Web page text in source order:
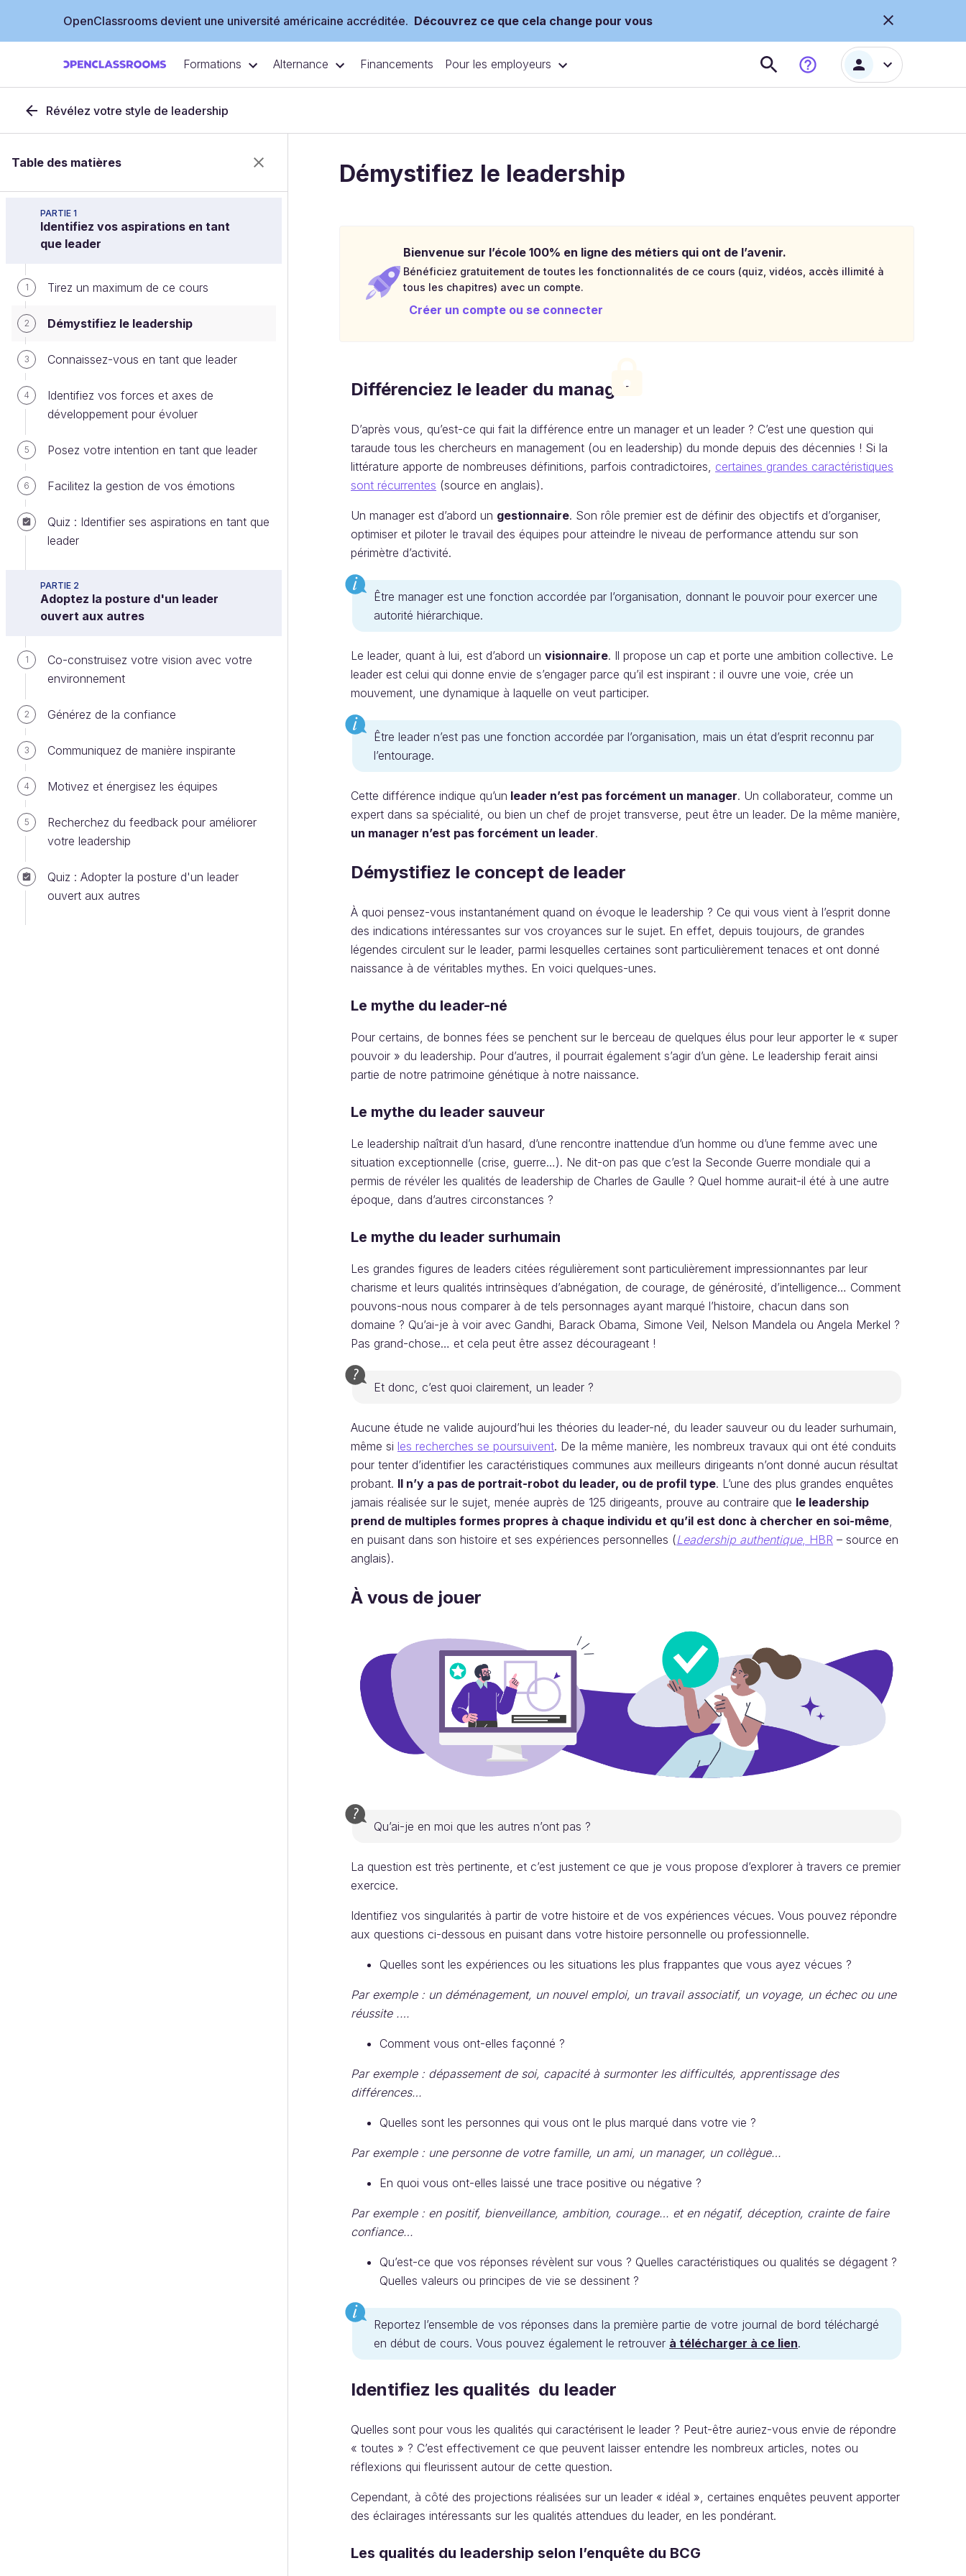
OpenClassrooms devient une université américaine accréditée. Découvrez ce que cela change pour vous
Formations Alternance Financements Pour les employeurs
Révélez votre style de leadership
Table des matières
PARTIE 1
Identifiez vos aspirations en tant
que leader
1 Tirez un maximum de ce cours
2 Démystifiez le leadership
3 Connaissez-vous en tant que leader
4
Identifiez vos forces et axes de
développement pour évoluer
5 Posez votre intention en tant que leader
6 Facilitez la gestion de vos émotions
Quiz : Identifier ses aspirations en tant que
leader
PARTIE 2
Adoptez la posture d'un leader
ouvert aux autres
1
Co-construisez votre vision avec votre
environnement
2 Générez de la confiance
3 Communiquez de manière inspirante
4 Motivez et énergisez les équipes
5
Recherchez du feedback pour améliorer
votre leadership
Quiz : Adopter la posture d'un leader
ouvert aux autres
Démystifiez le leadership
Bienvenue sur l’école 100% en ligne des métiers qui ont de l’avenir.
Bénéficiez gratuitement de toutes les fonctionnalités de ce cours (quiz, vidéos, accès illimité à
tous les chapitres) avec un compte.
Créer un compte ou se connecter
Différenciez le leader du manager
D’après vous, qu’est-ce qui fait la différence entre un manager et un leader ? C’est une question qui
taraude tous les chercheurs en management (ou en leadership) du monde depuis des décennies ! Si la
littérature apporte de nombreuses définitions, parfois contradictoires, certaines grandes caractéristiques
sont récurrentes (source en anglais).
Un manager est d’abord un gestionnaire. Son rôle premier est de définir des objectifs et d’organiser,
optimiser et piloter le travail des équipes pour atteindre le niveau de performance attendu sur son
périmètre d’activité.
Être manager est une fonction accordée par l’organisation, donnant le pouvoir pour exercer une
autorité hiérarchique.
Le leader, quant à lui, est d’abord un visionnaire. Il propose un cap et porte une ambition collective. Le
leader est celui qui donne envie de s’engager parce qu’il est inspirant : il ouvre une voie, crée un
mouvement, une dynamique à laquelle on veut participer.
Être leader n’est pas une fonction accordée par l’organisation, mais un état d’esprit reconnu par
l’entourage.
Cette différence indique qu’un leader n’est pas forcément un manager. Un collaborateur, comme un
expert dans sa spécialité, ou bien un chef de projet transverse, peut être un leader. De la même manière,
un manager n’est pas forcément un leader.
Démystifiez le concept de leader
À quoi pensez-vous instantanément quand on évoque le leadership ? Ce qui vous vient à l’esprit donne
des indications intéressantes sur vos croyances sur le sujet. En effet, depuis toujours, de grandes
légendes circulent sur le leader, parmi lesquelles certaines sont particulièrement tenaces et ont donné
naissance à de véritables mythes. En voici quelques-unes.
Le mythe du leader-né
Pour certains, de bonnes fées se penchent sur le berceau de quelques élus pour leur apporter le « super
pouvoir » du leadership. Pour d’autres, il pourrait également s’agir d’un gène. Le leadership ferait ainsi
partie de notre patrimoine génétique à notre naissance.
Le mythe du leader sauveur
Le leadership naîtrait d’un hasard, d’une rencontre inattendue d’un homme ou d’une femme avec une
situation exceptionnelle (crise, guerre…). Ne dit-on pas que c’est la Seconde Guerre mondiale qui a
permis de révéler les qualités de leadership de Charles de Gaulle ? Quel homme aurait-il été à une autre
époque, dans d’autres circonstances ?
Le mythe du leader surhumain
Les grandes figures de leaders citées régulièrement sont particulièrement impressionnantes par leur
charisme et leurs qualités intrinsèques d’abnégation, de courage, de générosité, d’intelligence… Comment
pouvons-nous nous comparer à de tels personnages ayant marqué l’histoire, chacun dans son
domaine ? Qu’ai-je à voir avec Gandhi, Barack Obama, Simone Veil, Nelson Mandela ou Angela Merkel ?
Pas grand-chose… et cela peut être assez décourageant !
Et donc, c’est quoi clairement, un leader ?
Aucune étude ne valide aujourd’hui les théories du leader-né, du leader sauveur ou du leader surhumain,
même si les recherches se poursuivent. De la même manière, les nombreux travaux qui ont été conduits
pour tenter d’identifier les caractéristiques communes aux meilleurs dirigeants n’ont donné aucun résultat
probant. Il n’y a pas de portrait-robot du leader, ou de profil type. L’une des plus grandes enquêtes
jamais réalisée sur le sujet, menée auprès de 125 dirigeants, prouve au contraire que le leadership
prend de multiples formes propres à chaque individu et qu’il est donc à chercher en soi-même,
en puisant dans son histoire et ses expériences personnelles (Leadership authentique, HBR – source en
anglais).
À vous de jouer
Qu’ai-je en moi que les autres n’ont pas ?
La question est très pertinente, et c’est justement ce que je vous propose d’explorer à travers ce premier
exercice.
Identifiez vos singularités à partir de votre histoire et de vos expériences vécues. Vous pouvez répondre
aux questions ci-dessous en puisant dans votre histoire personnelle ou professionnelle.
Quelles sont les expériences ou les situations les plus frappantes que vous ayez vécues ?
Par exemple : un déménagement, un nouvel emploi, un travail associatif, un voyage, un échec ou une
réussite .…
Comment vous ont-elles façonné ?
Par exemple : dépassement de soi, capacité à surmonter les difficultés, apprentissage des
différences…
Quelles sont les personnes qui vous ont le plus marqué dans votre vie ?
Par exemple : une personne de votre famille, un ami, un manager, un collègue…
En quoi vous ont-elles laissé une trace positive ou négative ?
Par exemple : en positif, bienveillance, ambition, courage… et en négatif, déception, crainte de faire
confiance…
Qu’est-ce que vos réponses révèlent sur vous ? Quelles caractéristiques ou qualités se dégagent ?
Quelles valeurs ou principes de vie se dessinent ?
Reportez l’ensemble de vos réponses dans la première partie de votre journal de bord téléchargé
en début de cours. Vous pouvez également le retrouver à télécharger à ce lien.
Identifiez les qualités du leader
Quelles sont pour vous les qualités qui caractérisent le leader ? Peut-être auriez-vous envie de répondre
« toutes » ? C’est effectivement ce que peuvent laisser entendre les nombreux articles, notes ou
réflexions qui fleurissent autour de cette question.
Cependant, à côté des projections réalisées sur un leader « idéal », certaines enquêtes peuvent apporter
des éclairages intéressants sur les qualités attendues du leader, en les pondérant.
Les qualités du leadership selon l’enquête du BCG